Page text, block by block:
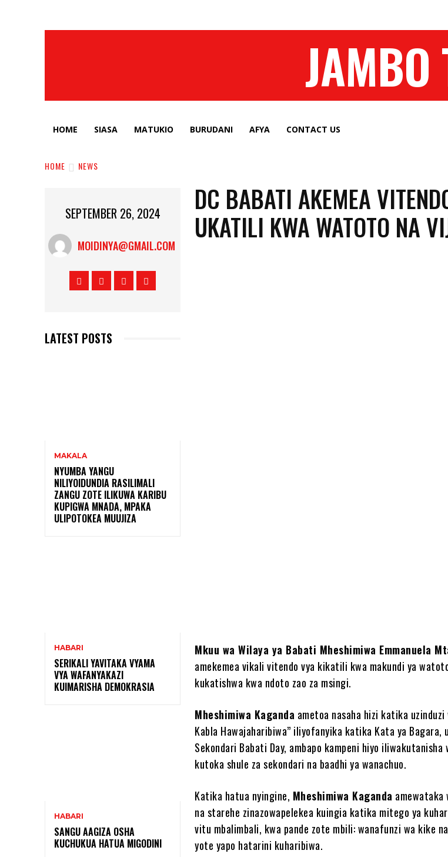
JAMBO
HOME SIASA MATUKIO BURUDANI AFYA CONTACT US
HOME NEWS
SEPTEMBER 26, 2024
MOIDINYA@GMAIL.COM
LATEST POSTS
MAKALA
NYUMBA YANGU
NILIYOIDUNDIA RASILIMALI
ZANGU ZOTE ILIKUWA KARIBU
KUPIGWA MNADA, MPAKA
ULIPOTOKEA MUUJIZA
HABARI
SERIKALI YAVITAKA VYAMA
VYA WAFANYAKAZI
KUIMARISHA DEMOKRASIA
HABARI
SANGU AAGIZA OSHA
KUCHUKUA HATUA MIGODINI ‎
DC BABATI AKEMEA
UKATILI KWA WATOTO NA
Mkuu wa Wilaya ya Babati Mheshimiwa Emmanuela
amekemea vikali vitendo vya kikatili kwa makundi ya
kukatishwa kwa ndoto zao za msingi.
Mheshimiwa Kaganda ametoa nasaha hizi katika uzinduzi
Kabla Hawajaharibiwa” iliyofanyika katika Kata ya Bagara,
Sekondari Babati Day, ambapo kampeni hiyo
kutoka shule za sekondari na baadhi ya wanachuo.
Katika hatua nyingine, Mheshimiwa Kaganda amewataka
na starehe zinazowapelekea kuingia katika mitego ya
vitu mbalimbali, kwa pande zote mbili: wanafunzi wa kike
yote yapo hatarini kuharibiwa.